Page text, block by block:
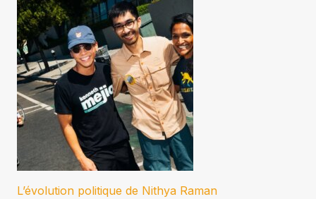
L’évolution politique de Nithya Raman